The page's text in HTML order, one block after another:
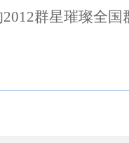
群星璀璨全